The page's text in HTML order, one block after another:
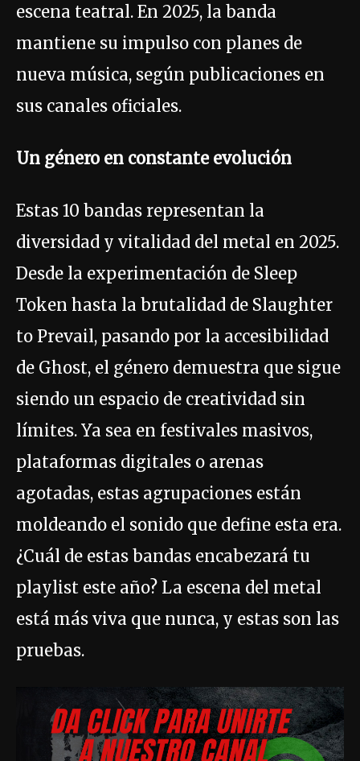
escena teatral. En 2025, la banda
mantiene su impulso con planes de
nueva música, según publicaciones en
sus canales oficiales.
Un género en constante evolución
Estas 10 bandas representan la
diversidad y vitalidad del metal en 2025.
Desde la experimentación de Sleep
Token hasta la brutalidad de Slaughter
to Prevail, pasando por la accesibilidad
de Ghost, el género demuestra que sigue
siendo un espacio de creatividad sin
límites. Ya sea en festivales masivos,
plataformas digitales o arenas
agotadas, estas agrupaciones están
moldeando el sonido que define esta era.
¿Cuál de estas bandas encabezará tu
playlist este año? La escena del metal
está más viva que nunca, y estas son las
pruebas.